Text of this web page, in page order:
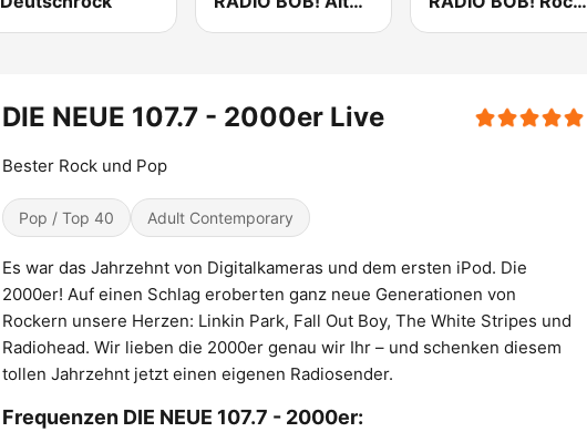
DIE NEUE 107.7 - 2000er Live
Bester Rock und Pop
Pop / Top 40 Adult Contemporary
Es war das Jahrzehnt von Digitalkameras und dem ersten iPod. Die
2000er! Auf einen Schlag eroberten ganz neue Generationen von
Rockern unsere Herzen: Linkin Park, Fall Out Boy, The White Stripes und
Radiohead. Wir lieben die 2000er genau wir Ihr – und schenken diesem
tollen Jahrzehnt jetzt einen eigenen Radiosender.
Frequenzen DIE NEUE 107.7 - 2000er: